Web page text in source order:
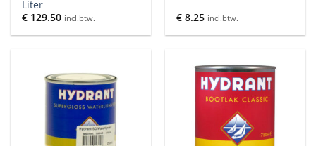
Liter
€ 129.50 incl.btw.
€ 8.25 incl.btw.